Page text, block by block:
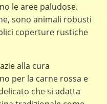
le aree paludose.
sono animali robusti
coperture rustiche
alla cura
per la carne rossa e
che si adatta